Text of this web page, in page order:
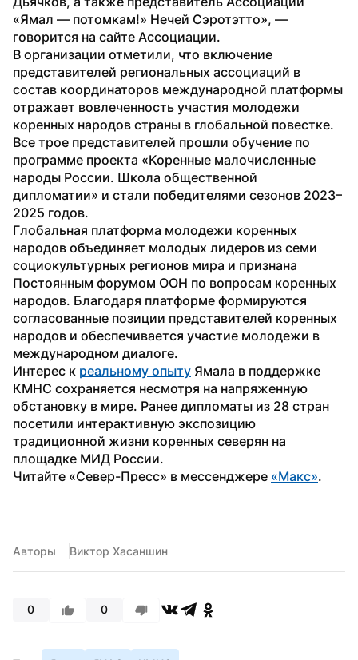
«Ямал — потомкам!» Нечей Сэротэтто», —
говорится на сайте Ассоциации.
В организации отметили, что включение
представителей региональных ассоциаций в
состав координаторов международной платформы
отражает вовлеченность участия молодежи
коренных народов страны в глобальной повестке.
Все трое представителей прошли обучение по
программе проекта «Коренные малочисленные
народы России. Школа общественной
дипломатии» и стали победителями сезонов 2023–
2025 годов.
Глобальная платформа молодежи коренных
народов объединяет молодых лидеров из семи
социокультурных регионов мира и признана
Постоянным форумом ООН по вопросам коренных
народов. Благодаря платформе формируются
согласованные позиции представителей коренных
народов и обеспечивается участие молодежи в
международном диалоге.
Интерес к реальному опыту Ямала в поддержке
КМНС сохраняется несмотря на напряженную
обстановку в мире. Ранее дипломаты из 28 стран
посетили интерактивную экспозицию
традиционной жизни коренных северян на
площадке МИД России.
Читайте «Север-Пресс» в мессенджере «Макс».
Авторы Виктор Хасаншин
0 0